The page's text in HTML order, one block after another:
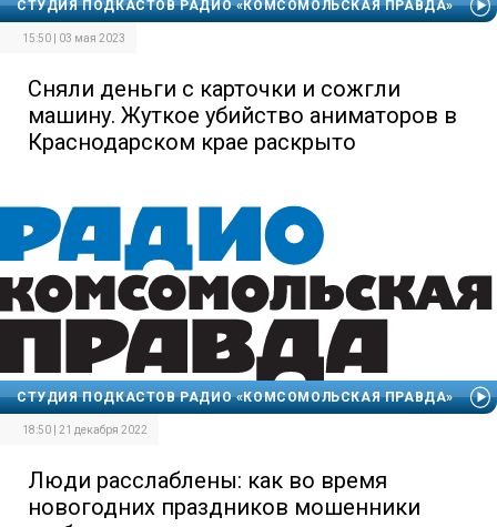
СТУДИЯ ПОДКАСТОВ РАДИО «КОМСОМОЛЬСКАЯ ПРАВДА»
15:50 | 03 мая 2023
Сняли деньги с карточки и сожгли
машину. Жуткое убийство аниматоров в
Краснодарском крае раскрыто
СТУДИЯ ПОДКАСТОВ РАДИО «КОМСОМОЛЬСКАЯ ПРАВДА»
18:50 | 21 декабря 2022
Люди расслаблены: как во время
новогодних праздников мошенники